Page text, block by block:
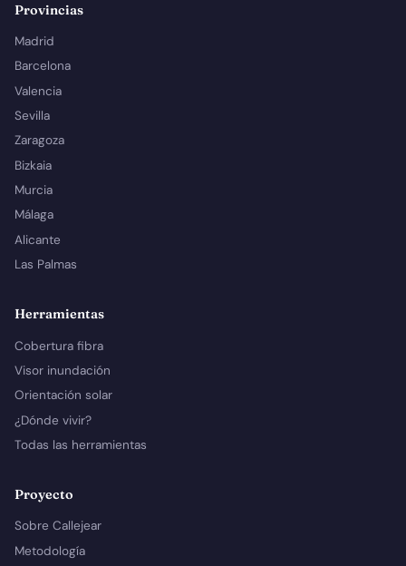
Provincias
Madrid
Barcelona
Valencia
Sevilla
Zaragoza
Bizkaia
Murcia
Málaga
Alicante
Las Palmas
Herramientas
Cobertura fibra
Visor inundación
Orientación solar
¿Dónde vivir?
Todas las herramientas
Proyecto
Sobre Callejear
Metodología